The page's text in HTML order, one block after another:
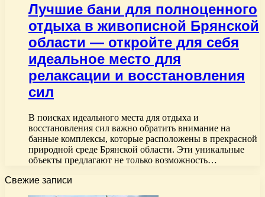
Лучшие бани для полноценного
отдыха в живописной Брянской
области — откройте для себя
идеальное место для
релаксации и восстановления
сил
В поисках идеального места для отдыха и
восстановления сил важно обратить внимание на
банные комплексы, которые расположены в прекрасной
природной среде Брянской области. Эти уникальные
объекты предлагают не только возможность…
Свежие записи